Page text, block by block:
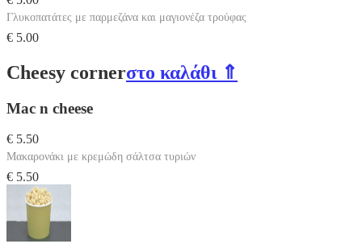
Γλυκοπατάτες με παρμεζάνα και μαγιονέζα τρούφας
€ 5.00
Cheesy cornerστο καλάθι ⇑
Mac n cheese
€ 5.50
Μακαρονάκι με κρεμώδη σάλτσα τυριών
€ 5.50